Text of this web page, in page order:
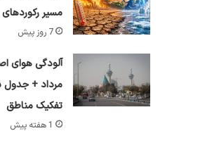
مسیر
7 روز پیش
مرداد +
تفکیک مناطق
1 هفته پیش